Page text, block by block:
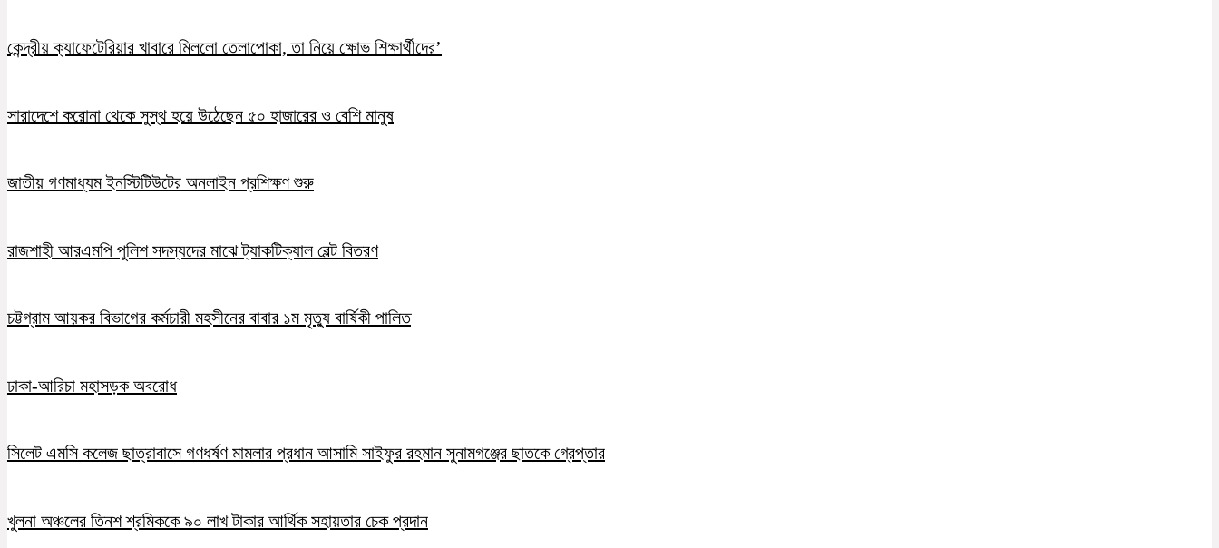
কেন্দ্রীয় ক্যাফেটেরিয়ার খাবারে মিললো তেলাপোকা, তা নিয়ে ক্ষোভ শিক্ষার্থীদের’
সারাদেশে করোনা থেকে সুস্থ হয়ে উঠেছেন ৫০ হাজারের ও বেশি মানুষ
জাতীয় গণমাধ্যম ইনস্টিটিউটের অনলাইন প্রশিক্ষণ শুরু
রাজশাহী আরএমপি পুলিশ সদস্যদের মাঝে ট্যাকটিক্যাল বেল্ট বিতরণ
চট্টগ্রাম আয়কর বিভাগের কর্মচারী মহসীনের বাবার ১ম মৃত্যু বার্ষিকী পালিত
ঢাকা-আরিচা মহাসড়ক অবরোধ
সিলেট এমসি কলেজ ছাত্রাবাসে গণধর্ষণ মামলার প্রধান আসামি সাইফুর রহমান সুনামগঞ্জের ছাতকে গ্রেপ্তার
খুলনা অঞ্চলের তিনশ শ্রমিককে ৯০ লাখ টাকার আর্থিক সহায়তার চেক প্রদান